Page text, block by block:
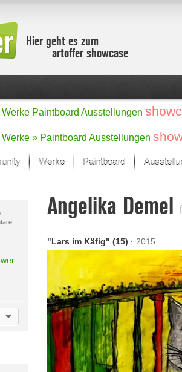
Hier geht es zum
artoffer showcase
Werke Paintboard Ausstellungen
Werke » Paintboard Ausstellungen
Werke
Der letzte Monat im Fokus
Alle Fokus-Werke
Fokus-Werke
Neue Werke – Auswahl
Alle neuen Werke
Paintboard
Angelika Demel
"Lars im Käfig" (15) · 2015